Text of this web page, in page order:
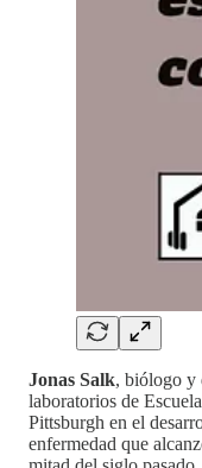
Jonas Salk, biólogo y
laboratorios de
Pittsburgh en el
enfermedad que